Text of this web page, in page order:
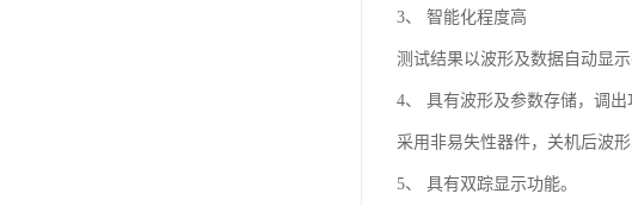
3、 智能化程度高
测试结果以波形及数据自动显
4、 具有波形及参数存储，调出
采用非易失性器件，关机后波形
5、 具有双踪显示功能。